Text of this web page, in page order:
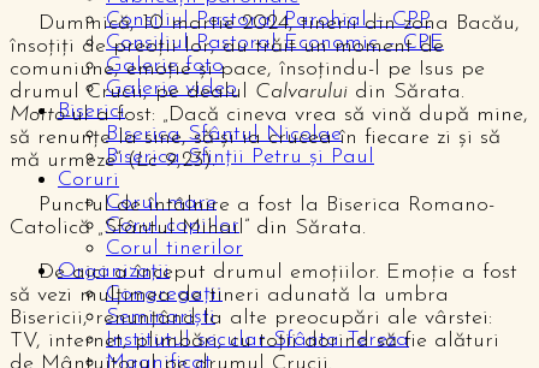
Consiliul Pastoral Parohial – CPP
Consiliul Pastoral Economic – CPE
Galerie foto
Galerie video
Biserici
Biserica Sfântul Nicolae
Biserica Sfinții Petru și Paul
Coruri
Corul mare
Corul copiilor
Corul tinerilor
Organizații
Congregații
Seminariști
Institutul secular Sfânta Tereza
Magnificat
Duminică, 10 martie 2024, tinerii din zona Bacău,
însoțiți de preoții lor, au trăit un moment de
comuniune, emoție și pace, însoțindu-l pe Isus pe
drumul Crucii, pe dealul Calvarului din Sărata.
Motto-ul a fost: „Dacă cineva vrea să vină după mine,
să renunțe la sine, să-și ia crucea în fiecare zi şi să
mă urmeze” (Lc9,23).
Punctul de întâlnire a fost la Biserica Romano-
Catolică „Sfântul Mihail” din Sărata.
De aici a început drumul emoțiilor. Emoție a fost
să vezi mulțimea de tineri adunată la umbra
Bisericii, renunțând la alte preocupări ale vârstei:
TV, internet, plimbări, cu toții dorind să fie alături
de Mântuitorul pe drumul Crucii.